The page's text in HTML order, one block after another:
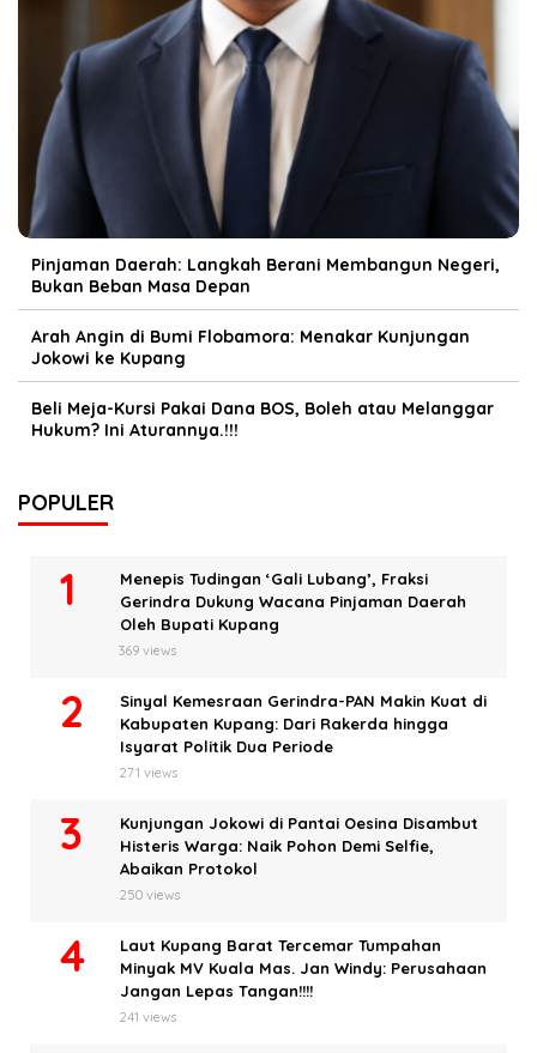
Pinjaman Daerah: Langkah Berani Membangun Negeri,
Bukan Beban Masa Depan
Arah Angin di Bumi Flobamora: Menakar Kunjungan
Jokowi ke Kupang
Beli Meja-Kursi Pakai Dana BOS, Boleh atau Melanggar
Hukum? Ini Aturannya.!!!
POPULER
Menepis Tudingan ‘Gali Lubang’, Fraksi
Gerindra Dukung Wacana Pinjaman Daerah
Oleh Bupati Kupang
369 views
Sinyal Kemesraan Gerindra-PAN Makin Kuat di
Kabupaten Kupang: Dari Rakerda hingga
Isyarat Politik Dua Periode
271 views
Kunjungan Jokowi di Pantai Oesina Disambut
Histeris Warga: Naik Pohon Demi Selfie,
Abaikan Protokol
250 views
Laut Kupang Barat Tercemar Tumpahan
Minyak MV Kuala Mas. Jan Windy: Perusahaan
Jangan Lepas Tangan!!!!
241 views